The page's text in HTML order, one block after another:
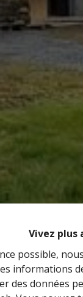
Vivez plus
possible,
informations
des données